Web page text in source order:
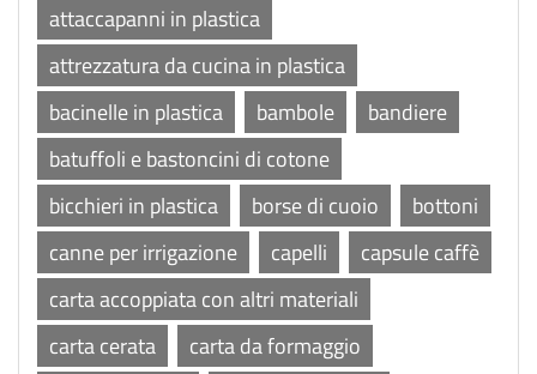
attaccapanni in plastica
attrezzatura da cucina in plastica
bacinelle in plastica
bambole
bandiere
batuffoli e bastoncini di cotone
bicchieri in plastica
borse di cuoio
bottoni
canne per irrigazione
capelli
capsule caffè
carta accoppiata con altri materiali
carta cerata
carta da formaggio